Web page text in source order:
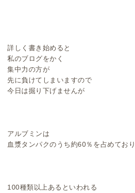
詳しく書き始めると
私のブログをかく
集中力の方が
先に負けてしまいますので
今日は掘り下げませんが
アルブミンは
血漿タンパクのうち約60％を占めており
100種類以上あるといわれる